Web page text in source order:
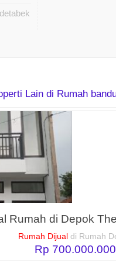
Lain di Rumah
Rumah di Depok
Rumah Dijual di Rumah
Rp 700.000.000